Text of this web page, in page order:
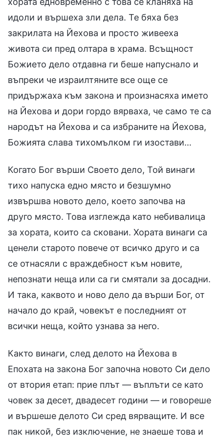
идоли и вършеха зли дела. Те бяха без
закрилата на Йехова и просто живееха
живота си пред олтара в храма. Всъщност
Божието дело отдавна ги беше напуснало и
въпреки че израилтяните все още се
придържаха към закона и произнасяха името
на Йехова и дори гордо вярваха, че само те са
народът на Йехова и са избраните на Йехова,
Божията слава тихомълком ги изостави…
Когато Бог върши Своето дело, Той винаги
тихо напуска едно място и безшумно
извършва новото дело, което започва на
друго място. Това изглежда като небивалица
за хората, които са сковани. Хората винаги са
ценели старото повече от всичко друго и са
се отнасяли с враждебност към новите,
непознати неща или са ги смятали за досадни.
И така, каквото и ново дело да върши Бог, от
начало до край, човекът е последният от
всички неща, който узнава за него.
Както винаги, след делото на Йехова в
Епохата на закона Бог започна новото Си дело
от втория етап: прие плът — въплъти се като
човек за десет, двадесет години — и говореше
и вършеше делото Си сред вярващите. И все
пак никой, без изключение, не знаеше това и